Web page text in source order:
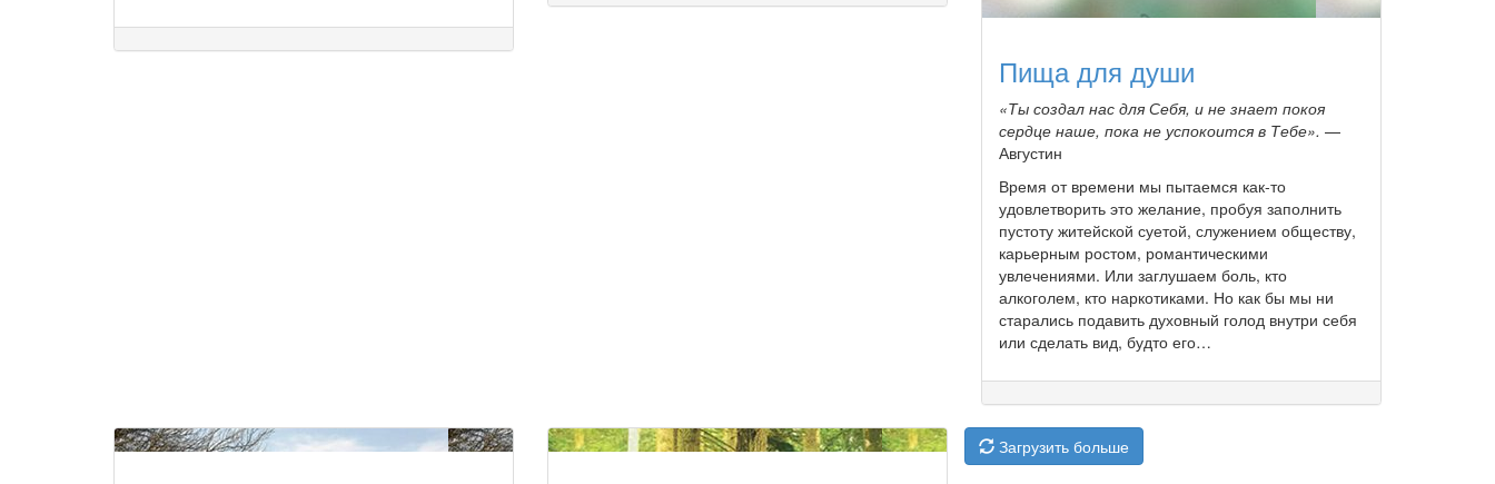
Пища для души
«Ты создал нас для Себя, и не знает покоя
сердце наше, пока не успокоится в Тебе». —
Августин
Время от времени мы пытаемся как-то
удовлетворить это желание, пробуя заполнить
пустоту житейской суетой, служением обществу,
карьерным ростом, романтическими
увлечениями. Или заглушаем боль, кто
алкоголем, кто наркотиками. Но как бы мы ни
старались подавить духовный голод внутри себя
или сделать вид, будто его…
Загрузить больше